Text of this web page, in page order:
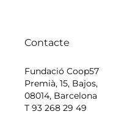
Contacte
Fundació Coop57
Premià, 15, Bajos,
08014, Barcelona
T 93 268 29 49